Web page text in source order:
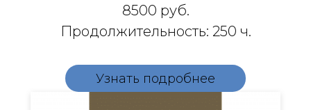
8500 руб.
Продолжительность: 250 ч.
Узнать подробнее